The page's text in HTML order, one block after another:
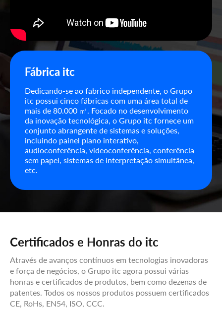
Fábrica itc
Dedicando-se ao fabrico independente, o Grupo
itc possui cinco fábricas com uma área total de
mais de 80.000 ㎡. Focado no desenvolvimento
da inovação tecnológica, o Grupo itc fornece um
conjunto abrangente de sistemas e soluções,
incluindo painel plano interativo,
audioconferência, videoconferência, conferência
sem papel, sistemas de interpretação simultânea,
etc.
Certificados e Honras do itc
Através de avanços contínuos em tecnologias inovadoras
e força de negócios, o Grupo itc agora possui várias
honras e certificados de produtos, bem como dezenas de
patentes. Todos os nossos produtos possuem certificados
CE, RoHs, EN54, ISO, CCC.